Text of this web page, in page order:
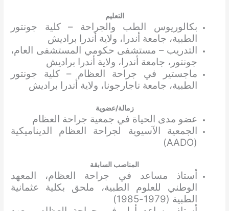
التعليم
بكالوريوس الطب والجراحة – كلية جونتور
الطبية، جامعة أندرا، ولاية أندرا براديش
التدريب – مستشفى حكومي المستشفى العام،
جونتور، جامعة أندرا، ولاية أندرا براديش
ماجستير في جراحة العظام – كلية جونتور
الطبية، جامعة ناجارجونا، ولاية أندرا براديش
زمالة/عضوية
عضو مدى الحياة في جمعية جراحة العظام
الجمعية الآسيوية لجراحة العظام الديناميكية
(AADO)
المناصب السابقة
أستاذ مساعد في جراحة العظام، المعهد
الوطني للعلوم الطبية، ملحق بكلية عثمانية
الطبية (1979-1985)